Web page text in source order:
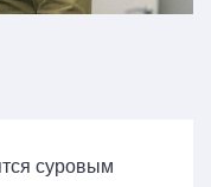
суровым